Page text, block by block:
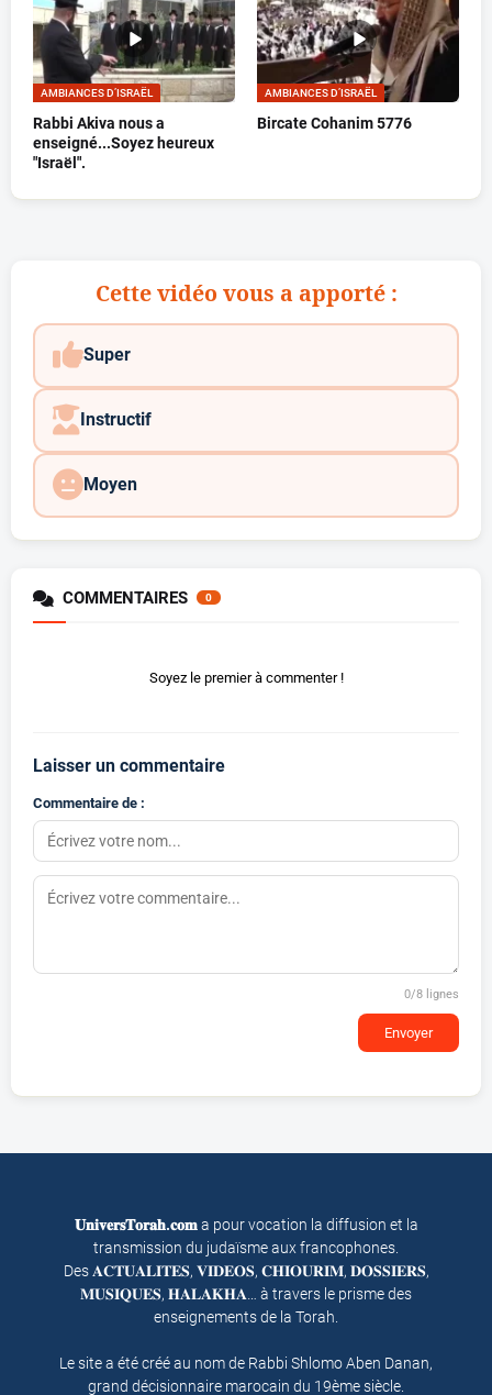
AMBIANCES D’ISRAËL
Rabbi Akiva nous a
enseigné...Soyez heureux
"Israël".
AMBIANCES D’ISRAËL
Bircate Cohanim 5776
Cette vidéo vous a apporté :
Super
Instructif
Moyen
COMMENTAIRES 0
Soyez le premier à commenter !
Laisser un commentaire
Commentaire de :
0/8 lignes
Envoyer
𝐔𝐧𝐢𝐯𝐞𝐫𝐬𝐓𝐨𝐫𝐚𝐡.𝐜𝐨𝐦a pour vocation la diffusion et la
transmission du judaïsme aux francophones.
Des 𝐀𝐂𝐓𝐔𝐀𝐋𝐈𝐓𝐄𝐒, 𝐕𝐈𝐃𝐄𝐎𝐒, 𝐂𝐇𝐈𝐎𝐔𝐑𝐈𝐌, 𝐃𝐎𝐒𝐒𝐈𝐄𝐑𝐒,
𝐌𝐔𝐒𝐈𝐐𝐔𝐄𝐒, 𝐇𝐀𝐋𝐀𝐊𝐇𝐀… à travers le prisme des
enseignements de la Torah.
Le site a été créé au nom de Rabbi Shlomo Aben Danan,
grand décisionnaire marocain du 19ème siècle.